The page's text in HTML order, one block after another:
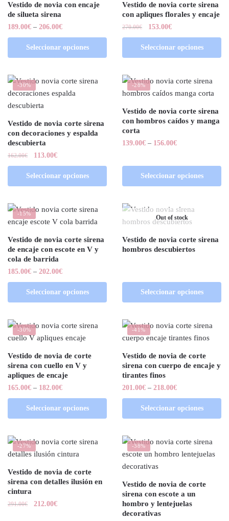
Vestido de novia con encaje
de silueta sirena
189.00€ – 206.00€
Seleccionar opciones
Vestido de novia corte sirena
con apliques florales y encaje
270.00€ 153.00€
Seleccionar opciones
-30%
Vestido de novia corte sirena
con decoraciones y espalda
descubierta
162.00€ 113.00€
Seleccionar opciones
-28%
Vestido de novia corte sirena
con hombros caídos y manga
corta
139.00€ – 156.00€
Seleccionar opciones
-15%
Vestido de novia corte sirena
de encaje con escote en V y
cola de barrida
185.00€ – 202.00€
Seleccionar opciones
Out of stock
Vestido de novia corte sirena
hombros descubiertos
Seleccionar opciones
-30%
Vestido de novia de corte
sirena con cuello en V y
apliques de encaje
165.00€ – 182.00€
Seleccionar opciones
-41%
Vestido de novia de corte
sirena con cuerpo de encaje y
tirantes finos
201.00€ – 218.00€
Seleccionar opciones
-27%
Vestido de novia de corte
sirena con detalles ilusión en
cintura
291.00€ 212.00€
-38%
Vestido de novia de corte
sirena con escote a un
hombro y lentejuelas
decorativas